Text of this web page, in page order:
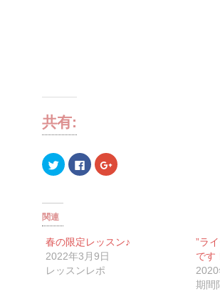
共有:
ク
リ
て
共
有
(新
し
ウ
Facebook
で
リ
ッ
ク
し
て
ク
リ
有
(新
関連
春の限定レッスン♪
2022年3月9日
レッスンレポ
”ラ
です
期間